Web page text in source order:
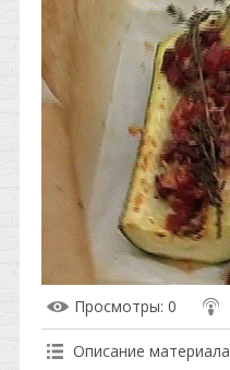
Просмотры: 0
Описание материала